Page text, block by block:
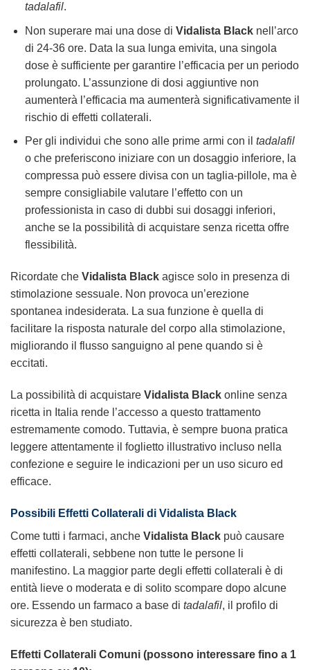
tadalafil.
Non superare mai una dose di Vidalista Blacknell’arco
di 24-36 ore. Data la sua lunga emivita, una singola
dose è sufficiente per garantire l’efficacia per un periodo
prolungato. L’assunzione di dosi aggiuntive non
aumenterà l’efficacia ma aumenterà significativamente il
rischio di effetti collaterali.
Per gli individui che sono alle prime armi con il tadalafil
o che preferiscono iniziare con un dosaggio inferiore, la
compressa può essere divisa con un taglia-pillole, ma è
sempre consigliabile valutare l’effetto con un
professionista in caso di dubbi sui dosaggi inferiori,
anche se la possibilità di acquistare senza ricetta offre
flessibilità.
Ricordate che Vidalista Black agisce solo in presenza di
stimolazione sessuale. Non provoca un’erezione
spontanea indesiderata. La sua funzione è quella di
facilitare la risposta naturale del corpo alla stimolazione,
migliorando il flusso sanguigno al pene quando si è
eccitati.
La possibilità di acquistare Vidalista Black online senza
ricetta in Italia rende l’accesso a questo trattamento
estremamente comodo. Tuttavia, è sempre buona pratica
leggere attentamente il foglietto illustrativo incluso nella
confezione e seguire le indicazioni per un uso sicuro ed
efficace.
Possibili Effetti Collaterali di Vidalista Black
Come tutti i farmaci, anche Vidalista Black può causare
effetti collaterali, sebbene non tutte le persone li
manifestino. La maggior parte degli effetti collaterali è di
entità lieve o moderata e di solito scompare dopo alcune
ore. Essendo un farmaco a base di tadalafil, il profilo di
sicurezza è ben studiato.
Effetti Collaterali Comuni (possono interessare fino a 1